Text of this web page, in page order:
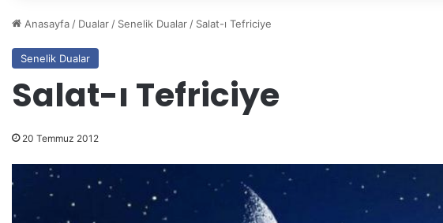
Anasayfa / Dualar / Senelik Dualar / Salat-ı Tefriciye
Senelik Dualar
Salat-ı Tefriciye
20 Temmuz 2012